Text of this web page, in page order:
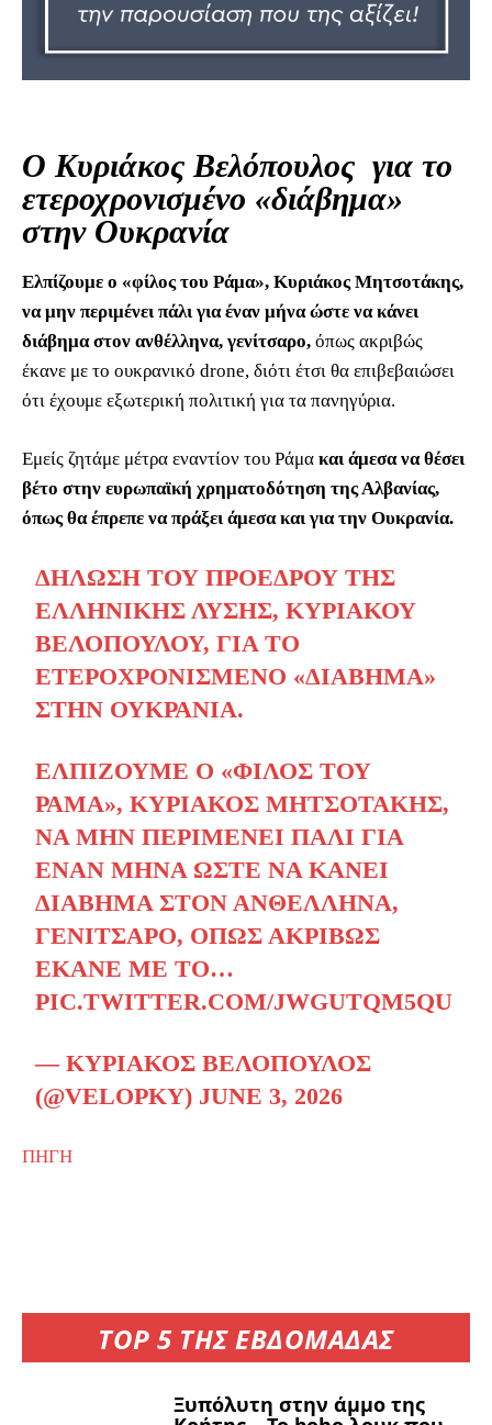
TOP 5 ΤΗΣ ΕΒΔΟΜΑΔΑΣ
Ξυπόλυτη στην άμμο της
Ο Κυριάκος Βελόπουλος για το
ετεροχρονισμένο «διάβημα»
στην Ουκρανία
Ελπίζουμε ο «φίλος του Ράμα», Κυριάκος Μητσοτάκης,
να μην περιμένει πάλι για έναν μήνα ώστε να κάνει
διάβημα στον ανθέλληνα, γενίτσαρο, όπως ακριβώς
έκανε με το ουκρανικό drone, διότι έτσι θα επιβεβαιώσει
ότι έχουμε εξωτερική πολιτική για τα πανηγύρια.
Εμείς ζητάμε μέτρα εναντίον του Ράμα και άμεσα να θέσει
βέτο στην ευρωπαϊκή χρηματοδότηση της Αλβανίας,
όπως θα έπρεπε να πράξει άμεσα και για την Ουκρανία.
ΔΉΛΩΣΗ ΤΟΥ ΠΡΟΈΔΡΟΥ ΤΗΣ
ΕΛΛΗΝΙΚΉΣ ΛΎΣΗΣ, ΚΥΡΙΆΚΟΥ
ΒΕΛΌΠΟΥΛΟΥ, ΓΙΑ ΤΟ
ΕΤΕΡΟΧΡΟΝΙΣΜΈΝΟ «ΔΙΆΒΗΜΑ»
ΣΤΗΝ ΟΥΚΡΑΝΊΑ.
ΕΛΠΊΖΟΥΜΕ Ο «ΦΊΛΟΣ ΤΟΥ
ΡΆΜΑ», ΚΥΡΙΆΚΟΣ ΜΗΤΣΟΤΆΚΗΣ,
ΝΑ ΜΗΝ ΠΕΡΙΜΈΝΕΙ ΠΆΛΙ ΓΙΑ
ΈΝΑΝ ΜΉΝΑ ΏΣΤΕ ΝΑ ΚΆΝΕΙ
ΔΙΆΒΗΜΑ ΣΤΟΝ ΑΝΘΈΛΛΗΝΑ,
ΓΕΝΊΤΣΑΡΟ, ΌΠΩΣ ΑΚΡΙΒΏΣ
ΈΚΑΝΕ ΜΕ ΤΟ…
PIC.TWITTER.COM/JWGUTQM5QU
— ΚΥΡΙΆΚΟΣ ΒΕΛΌΠΟΥΛΟΣ
(@VELOPKY) JUNE 3, 2026
ΠΗΓΗ